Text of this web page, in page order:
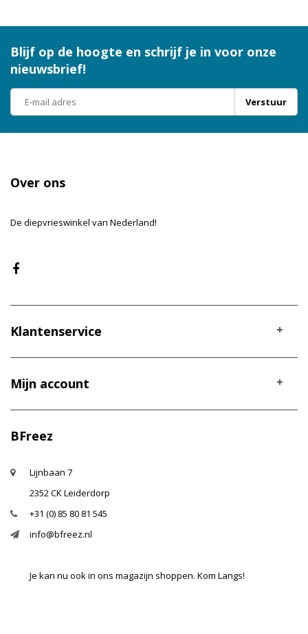
Blijf op de hoogte en schrijf je in voor onze
nieuwsbrief!
Verstuur
Over ons
De diepvrieswinkel van Nederland!
Klantenservice
Mijn account
BFreez
Lijnbaan 7
2352 CK Leiderdorp
+31 (0) 85 80 81 545
info@bfreez.nl
Je kan nu ook in ons magazijn shoppen. Kom Langs!